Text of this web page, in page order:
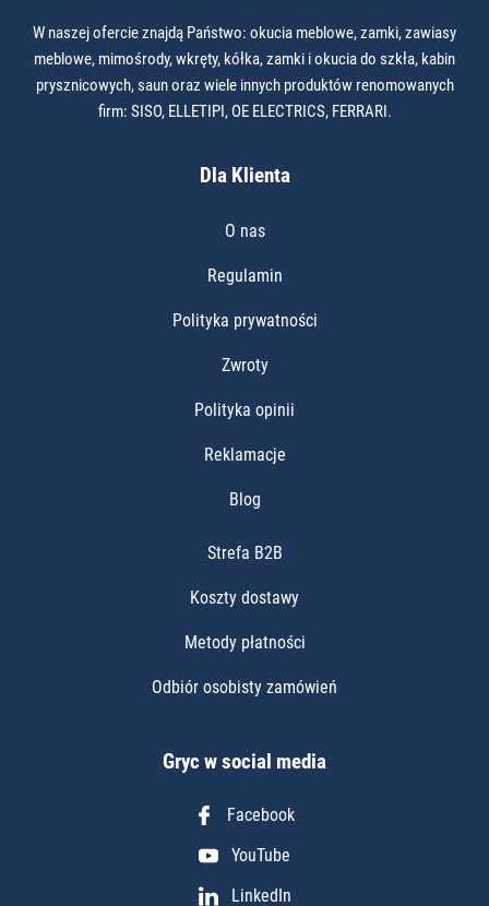
W naszej ofercie znajdą Państwo: okucia meblowe, zamki, zawiasy
meblowe, mimośrody, wkręty, kółka, zamki i okucia do szkła, kabin
prysznicowych, saun oraz wiele innych produktów renomowanych
firm: SISO, ELLETIPI, OE ELECTRICS, FERRARI.
Dla Klienta
O nas
Regulamin
Polityka prywatności
Zwroty
Polityka opinii
Reklamacje
Blog
Strefa B2B
Koszty dostawy
Metody płatności
Odbiór osobisty zamówień
Gryc w social media
Facebook
YouTube
LinkedIn